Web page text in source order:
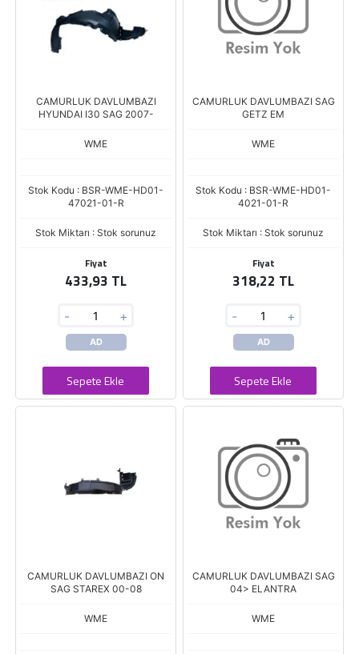
CAMURLUK DAVLUMBAZI
HYUNDAI I30 SAG 2007-
WME
Stok Kodu : BSR-WME-HD01-
47021-01-R
Stok Miktarı : Stok sorunuz
Fiyat
433,93 TL
- +
AD
Sepete Ekle
CAMURLUK DAVLUMBAZI SAG
GETZ EM
WME
Stok Kodu : BSR-WME-HD01-
4021-01-R
Stok Miktarı : Stok sorunuz
Fiyat
318,22 TL
- +
AD
Sepete Ekle
CAMURLUK DAVLUMBAZI ON
SAG STAREX 00-08
WME
CAMURLUK DAVLUMBAZI SAG
04> ELANTRA
WME